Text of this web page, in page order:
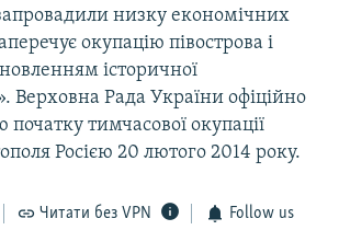
низку економічних
окупацію півострова і
історичної
Верховна Рада України офіційно
початку тимчасової окупації
Росією 20 лютого 2014 року.
Читати без VPN Follow us